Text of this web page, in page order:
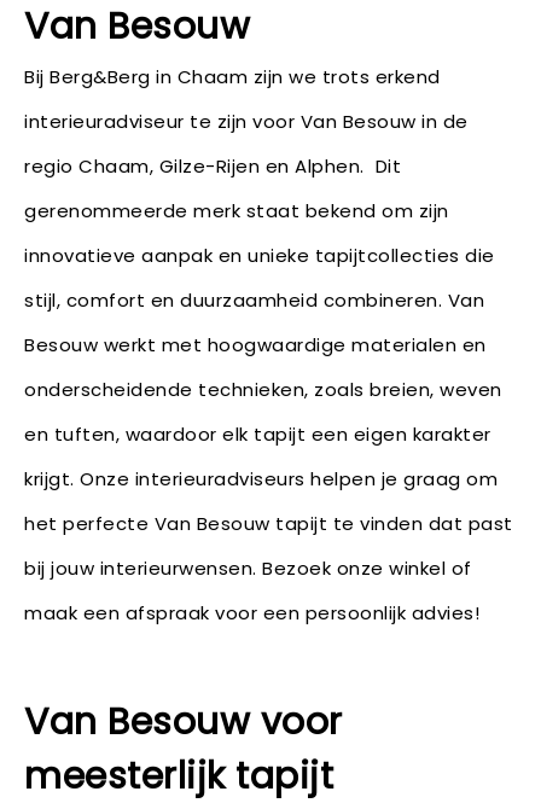
Van Besouw
Bij Berg&Berg in Chaam zijn we trots erkend
interieuradviseur te zijn voor Van Besouw in de
regio Chaam, Gilze-Rijen en Alphen. Dit
gerenommeerde merk staat bekend om zijn
innovatieve aanpak en unieke tapijtcollecties die
stijl, comfort en duurzaamheid combineren. Van
Besouw werkt met hoogwaardige materialen en
onderscheidende technieken, zoals breien, weven
en tuften, waardoor elk tapijt een eigen karakter
krijgt. Onze interieuradviseurs helpen je graag om
het perfecte Van Besouw tapijt te vinden dat past
bij jouw interieurwensen. Bezoek onze winkel of
maak een afspraak voor een persoonlijk advies!
Van Besouw voor
meesterlijk tapijt